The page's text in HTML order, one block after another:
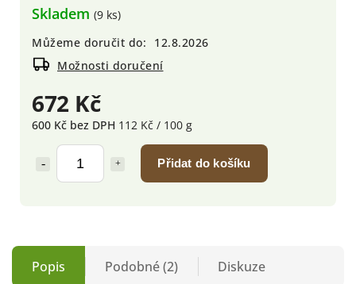
672 Kč
600 Kč bez DPH 112 Kč / 100 g
Přidat do košíku
Skladem (9 ks)
Můžeme doručit do:
12.8.2026
Možnosti doručení
Popis Podobné (2) Diskuze